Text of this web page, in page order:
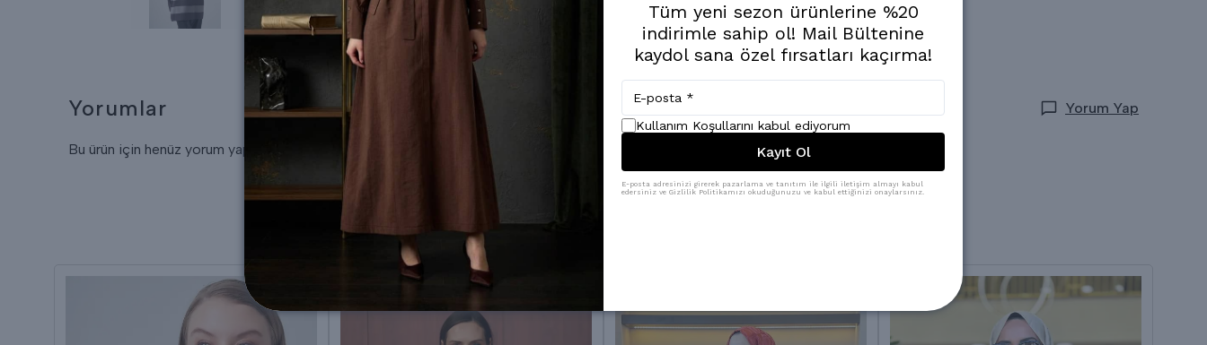
Yorumlar Yorum Yap
Bu ürün için henüz yorum yapılmamış.
Tüm yeni sezon ürünlerine %20
indirimle sahip ol! Mail Bültenine
kaydol sana özel fırsatları kaçırma!
Kullanım Koşullarını kabul ediyorum
Kayıt Ol
E-posta adresinizi girerek pazarlama ve tanıtım ile ilgili iletişim almayı kabul
edersiniz ve Gizlilik Politikamızı okuduğunuzu ve kabul ettiğinizi onaylarsınız.